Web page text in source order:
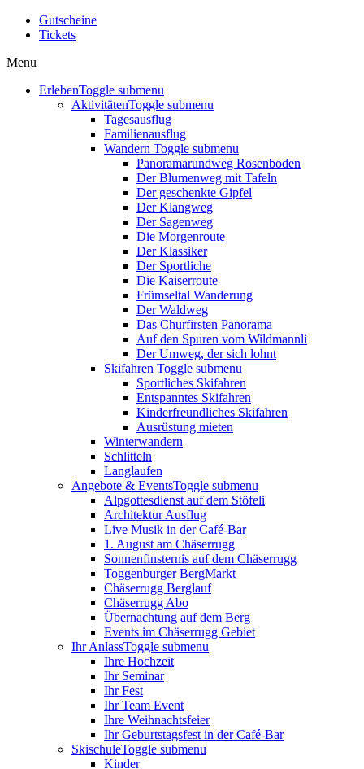
Gutscheine
Tickets
Menu
ErlebenToggle submenu
AktivitätenToggle submenu
Tagesausflug
Familienausflug
Wandern Toggle submenu
Panoramarundweg Rosenboden
Der Blumenweg mit Tafeln
Der geschenkte Gipfel
Der Klangweg
Der Sagenweg
Die Morgenroute
Der Klassiker
Der Sportliche
Die Kaiserroute
Frümseltal Wanderung
Der Waldweg
Das Churfirsten Panorama
Auf den Spuren vom Wildmannli
Der Umweg, der sich lohnt
Skifahren Toggle submenu
Sportliches Skifahren
Entspanntes Skifahren
Kinderfreundliches Skifahren
Ausrüstung mieten
Winterwandern
Schlitteln
Langlaufen
Angebote & EventsToggle submenu
Alpgottesdienst auf dem Stöfeli
Architektur Ausflug
Live Musik in der Café-Bar
1. August am Chäserrugg
Sonnenfinsternis auf dem Chäserrugg
Toggenburger BergMarkt
Chäserrugg Berglauf
Chäserrugg Abo
Übernachtung auf dem Berg
Events im Chäserrugg Gebiet
Ihr AnlassToggle submenu
Ihre Hochzeit
Ihr Seminar
Ihr Fest
Ihr Team Event
Ihre Weihnachtsfeier
Ihr Geburtstagsfest in der Café-Bar
SkischuleToggle submenu
Kinder